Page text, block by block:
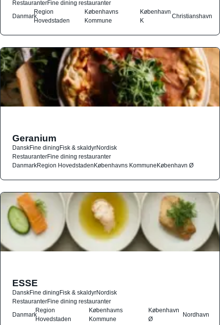
RestauranterFine dining restauranter
Danmark
Region
Hovedstaden
Københavns
Kommune
København
K
Christianshavn
Geranium
DanskFine diningFisk & skaldyrNordisk
RestauranterFine dining restauranter
DanmarkRegion HovedstadenKøbenhavns KommuneKøbenhavn Ø
ESSE
DanskFine diningFisk & skaldyrNordisk
RestauranterFine dining restauranter
Danmark
Region
Hovedstaden
Københavns
Kommune
København
Ø
Nordhavn